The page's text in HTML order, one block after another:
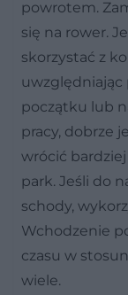
powrotem.
się na rower.
skorzystać z
uwzględniając
początku lub
pracy, dobrze
wrócić
park. Jeśli do
schody,
Wchodzenie
czasu w
wiele.